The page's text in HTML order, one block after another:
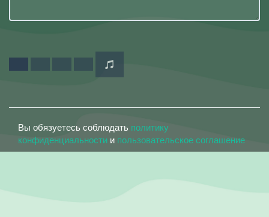
Вы обязуетесь соблюдать политику
конфиденциальности и пользовательское соглашение